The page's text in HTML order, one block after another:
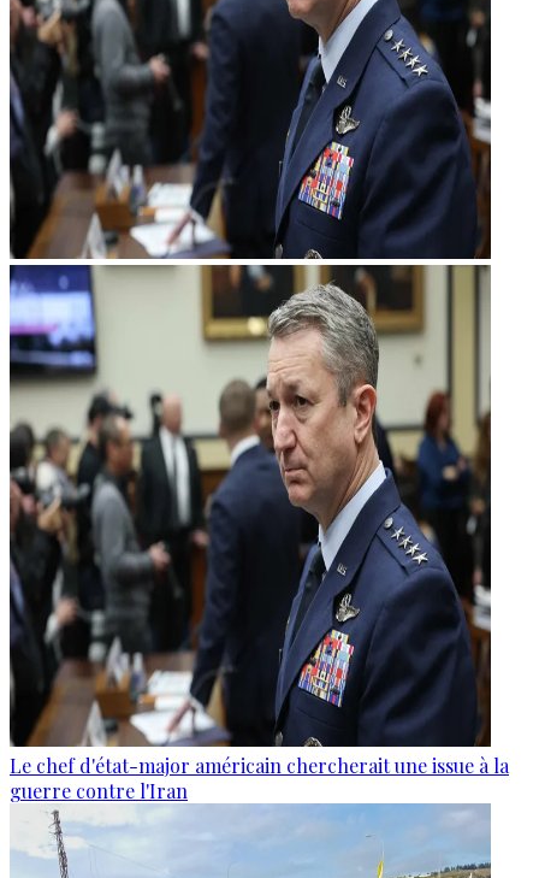
Le chef d'état-major américain chercherait une issue à la
guerre contre l'Iran